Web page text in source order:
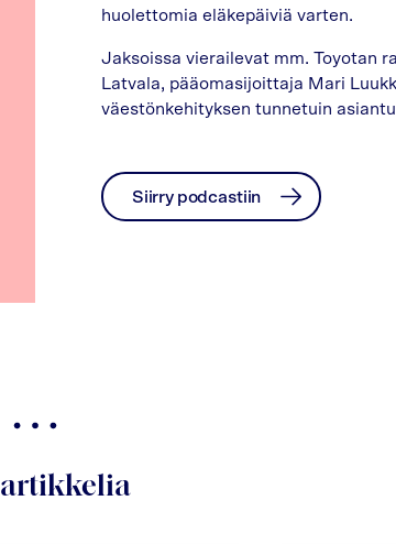
huolettomia eläkepäiviä varten.
Jaksoissa vierailevat mm. Toyotan
Latvala, pääomasijoittaja Mari
väestönkehityksen tunnetuin
Siirry podcastiin
artikkelia